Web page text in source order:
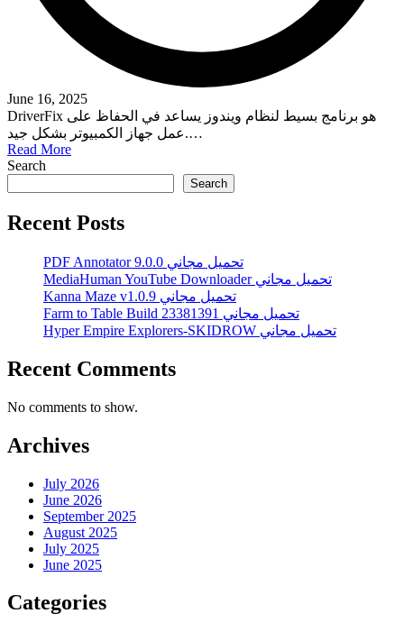
June 16, 2025
DriverFix هو برنامج بسيط لنظام ويندوز يساعد في الحفاظ على
عمل جهاز الكمبيوتر بشكل جيد.…
Read More
Search
Search
Recent Posts
PDF Annotator 9.0.0 تحميل مجاني
MediaHuman YouTube Downloader تحميل مجاني
Kanna Maze v1.0.9 تحميل مجاني
Farm to Table Build 23381391 تحميل مجاني
Hyper Empire Explorers-SKIDROW تحميل مجاني
Recent Comments
No comments to show.
Archives
July 2026
June 2026
September 2025
August 2025
July 2025
June 2025
Categories